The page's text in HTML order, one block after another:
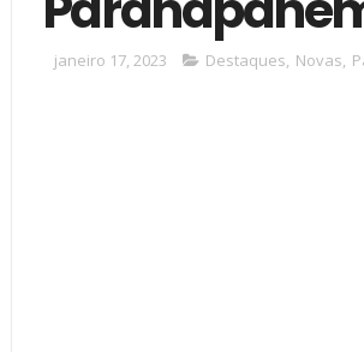
janeiro 17, 2023 Destaques, Novas,